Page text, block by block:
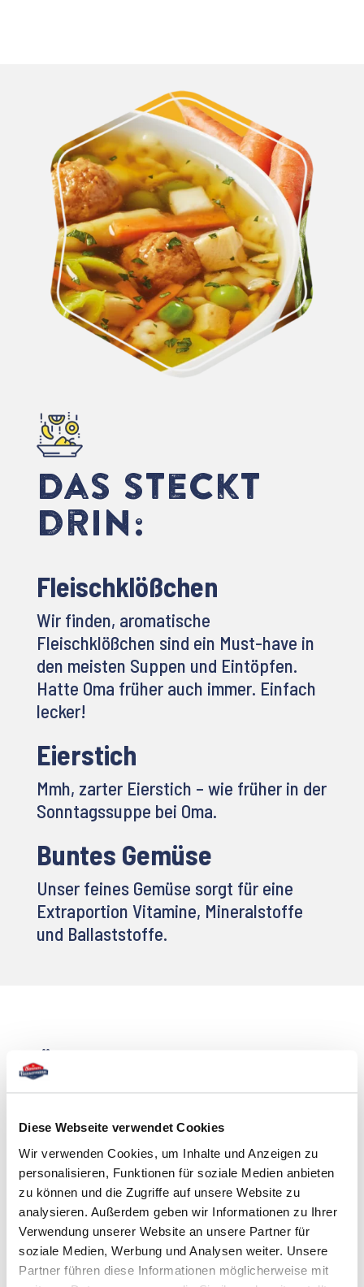
Diese Webseite verwendet Cookies
Wir verwenden Cookies, um Inhalte und Anzeigen zu
personalisieren, Funktionen für soziale Medien anbieten
zu können und die Zugriffe auf unsere Website zu
analysieren. Außerdem geben wir Informationen zu Ihrer
Verwendung unserer Website an unsere Partner für
soziale Medien, Werbung und Analysen weiter. Unsere
Partner führen diese Informationen möglicherweise mit
Das steckt
drin:
Fleischklößchen
Wir finden, aromatische
Fleischklößchen sind ein Must-have in
den meisten Suppen und Eintöpfen.
Hatte Oma früher auch immer. Einfach
lecker!
Eierstich
Mmh, zarter Eierstich – wie früher in der
Sonntagssuppe bei Oma.
Buntes Gemüse
Unser feines Gemüse sorgt für eine
Extraportion Vitamine, Mineralstoffe
und Ballaststoffe.
Über Produktinformation
dass die Produktinformationen auf unserer
Website so genau wie möglich sind.
Allerdings können sich Produktinformationen
wie Inhaltsstoffe, Nährwerte oder
Allergieinformationen ändern. Wir empfehlen
Ihnen daher, vor dem Verzehr eines Produkts
immer die Verpackung zu lesen. Wenn Sie
Fragen oder Anmerkungen haben, können Sie
sich jederzeit an unseren